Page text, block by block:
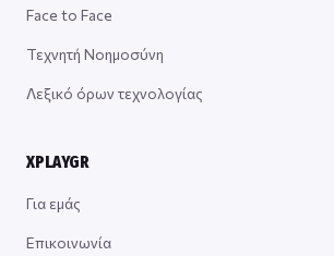
Face to Face
Τεχνητή Νοημοσύνη
Λεξικό όρων τεχνολογίας
XPLAYGR
Για εμάς
Επικοινωνία